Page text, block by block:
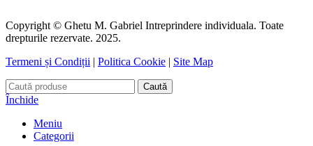
Copyright © Ghetu M. Gabriel Intreprindere individuala. Toate
drepturile rezervate. 2025.
Termeni și Condiții | Politica Cookie | Site Map
Caută
Închide
Meniu
Categorii